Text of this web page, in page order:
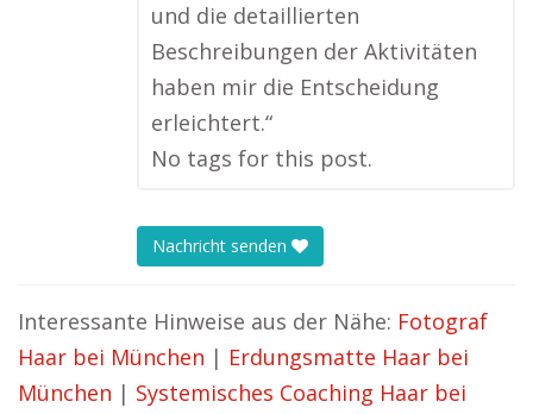
und die detaillierten
Beschreibungen der Aktivitäten
haben mir die Entscheidung
erleichtert.“
No tags for this post.
Nachricht senden
Interessante Hinweise aus der Nähe: Fotograf
Haar bei München | Erdungsmatte Haar bei
München | Systemisches Coaching Haar bei